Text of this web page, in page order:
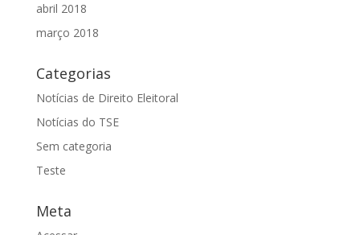
abril 2018
março 2018
Categorias
Notícias de Direito Eleitoral
Notícias do TSE
Sem categoria
Teste
Meta